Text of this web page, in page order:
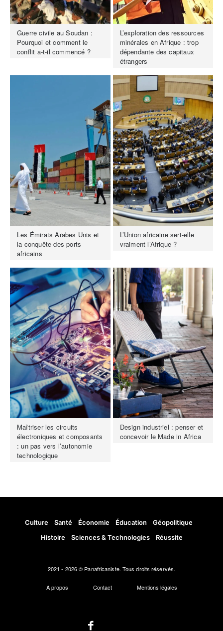
Guerre civile au Soudan :
Pourquoi et comment le
conflit a-t-il commencé ?
L’exploration des ressources
minérales en Afrique : trop
dépendante des capitaux
étrangers
Les Émirats Arabes Unis et
la conquête des ports
africains
L’Union africaine sert-elle
vraiment l’Afrique ?
Maîtriser les circuits
électroniques et composants
: un pas vers l’autonomie
technologique
Design industriel : penser et
concevoir le Made in Africa
Culture Santé Économie Éducation
Géopolitique
Histoire
Sciences & Technologies Réussite
2021 - 2026 © Panafricaniste. Tous droits réservés.
A propos Contact Mentions légales